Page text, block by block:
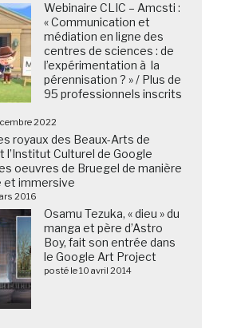
Webinaire CLIC – Amcsti :
« Communication et
médiation en ligne des
centres de sciences : de
l’expérimentation à la
pérennisation ? » / Plus de
95 professionnels inscrits
2022
royaux des Beaux-Arts de
l’Institut Culturel de Google
oeuvres de Bruegel de manière
et immersive
2016
Osamu Tezuka, « dieu » du
manga et père d’Astro
Boy, fait son entrée dans
le Google Art Project
posté le 10 avril 2014